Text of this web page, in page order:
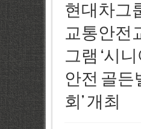
현대차그
교통안전
그램 ‘시
안전 골든
회’ 개최